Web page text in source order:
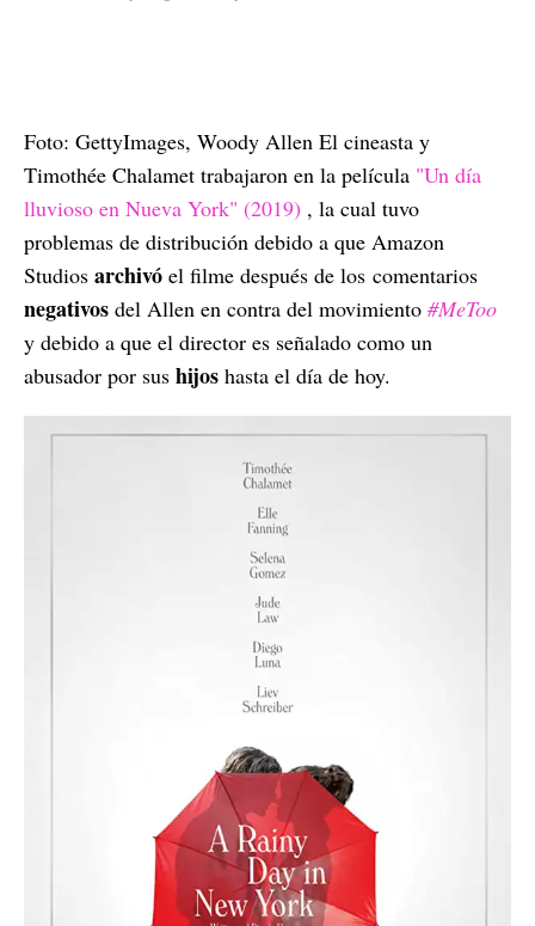
Foto: GettyImages, Woody Allen El cineasta y
Timothée Chalamet trabajaron en la película "Un día
lluvioso en Nueva York" (2019) , la cual tuvo
problemas de distribución debido a que Amazon
Studios archivó el filme después de los comentarios
negativos del Allen en contra del movimiento #MeToo
y debido a que el director es señalado como un
abusador por sus hijos hasta el día de hoy.